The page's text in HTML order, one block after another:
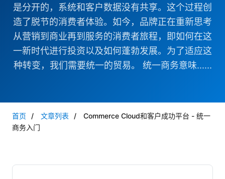
是分开的，系统和客户数据没有共享。这个过程创
造了脱节的消费者体验。如今，品牌正在重新思考
从营销到商业再到服务的消费者旅程，即如何在这
一新时代进行投资以及如何蓬勃发展。为了适应这
种转变，我们需要统一的贸易。 统一商务意味......
首页 / 文章列表 /
Commerce Cloud和客户成功平台 - 统一
商务入门